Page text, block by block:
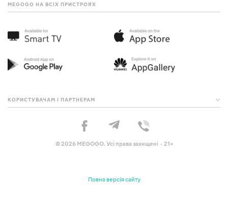
MEGOGO НА ВСІХ ПРИСТРОЯХ
КОРИСТУВАЧАМ І ПАРТНЕРАМ
© 2026 MEGOGO. Усі права захищені · 21+
Повна версія сайту